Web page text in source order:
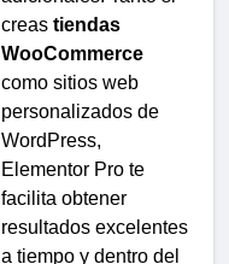
creas tiendas
WooCommerce
como sitios web
personalizados de
WordPress,
Elementor Pro te
facilita obtener
resultados excelentes
a tiempo y dentro del